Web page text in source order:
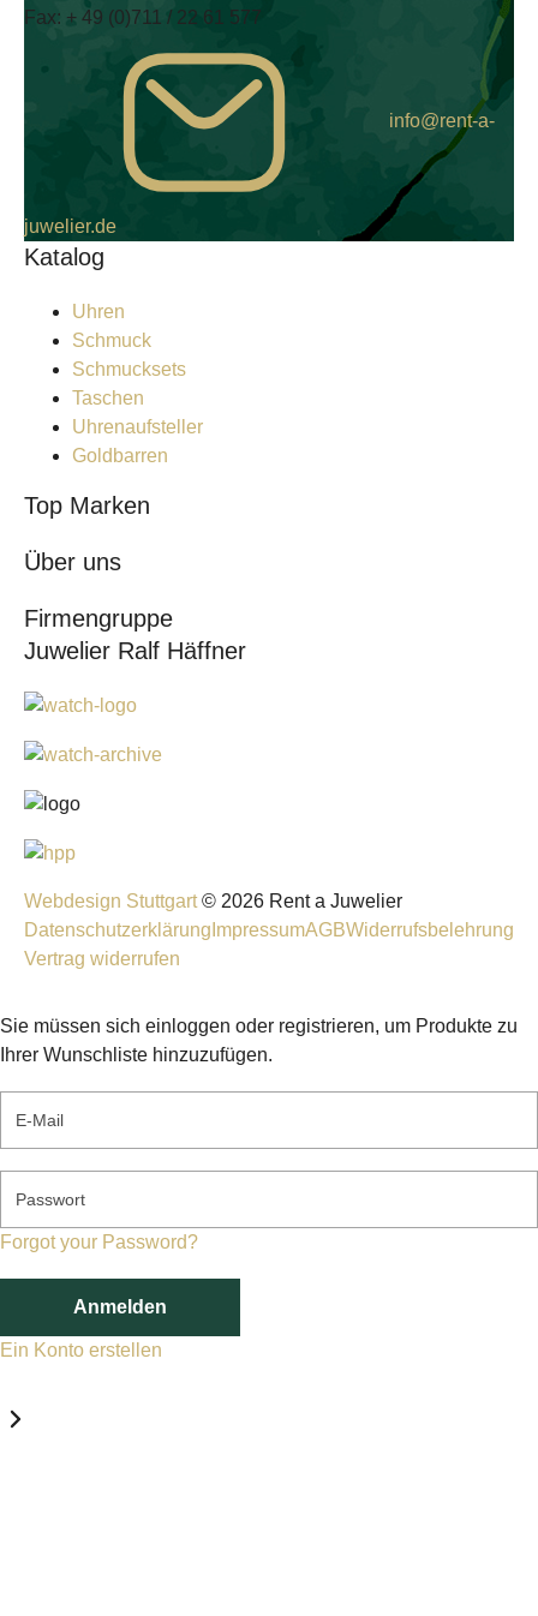
Fax: + 49 (0)711 / 22 61 577
info@rent-a-
juwelier.de
Katalog
Uhren
Schmuck
Schmucksets
Taschen
Uhrenaufsteller
Goldbarren
Top Marken
Über uns
Firmengruppe
Juwelier Ralf Häffner
Webdesign Stuttgart © 2026 Rent a Juwelier
Datenschutzerklärung ImpressumAGBWiderrufsbelehrung
Vertrag widerrufen
Sie müssen sich einloggen oder registrieren, um Produkte zu
Ihrer Wunschliste hinzuzufügen.
E-Mail
Passwort
Forgot your Password?
Anmelden
Ein Konto erstellen